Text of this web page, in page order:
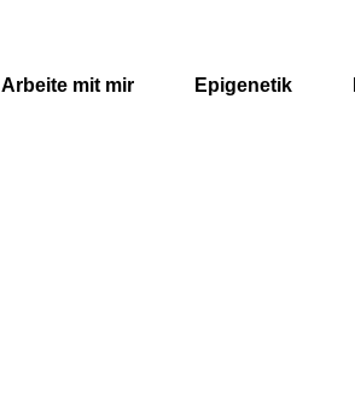
Arbeite mit mir Epigenetik